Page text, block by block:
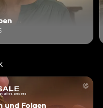
und Folgen